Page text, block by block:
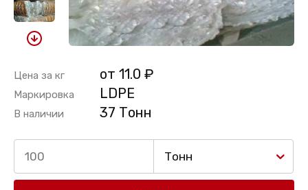
Цена за кг от 11.0 ₽
Маркировка LDPE
В наличии 37 Тонн
Тонн